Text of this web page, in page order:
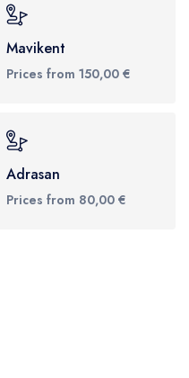
Mavikent
Prices from 150,00 €
Adrasan
Prices from 80,00 €